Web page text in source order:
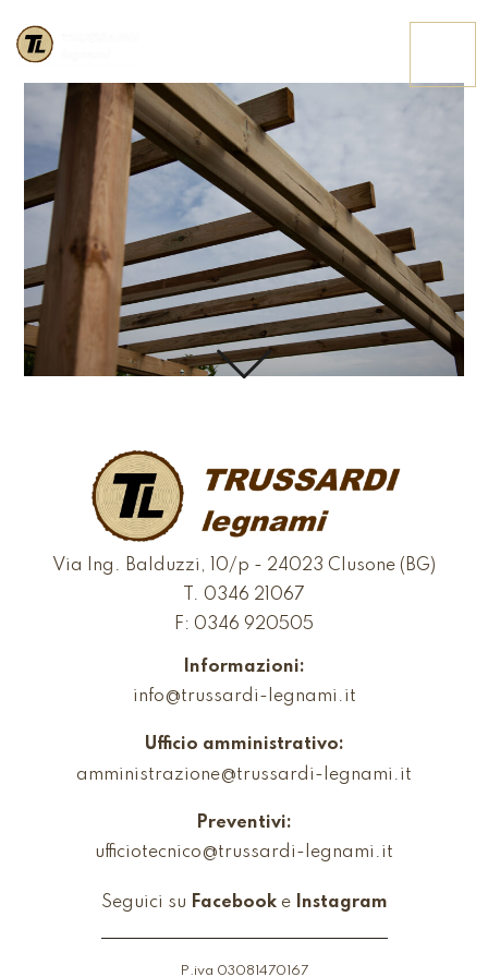
Via Ing. Balduzzi, 10/p - 24023 Clusone (BG)
T. 0346 21067
F: 0346 920505
Informazioni:
info@trussardi-legnami.it
Ufficio amministrativo:
amministrazione@trussardi-legnami.it
Preventivi:
ufficiotecnico@trussardi-legnami.it
Seguici su Facebooke Instagram
P.iva 03081470167